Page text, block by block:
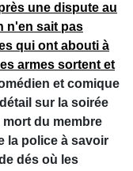
une dispute au
n'en sait pas
qui ont abouti à
armes sortent et
et comique
sur la soirée
du membre
la police à savoir
dés où les